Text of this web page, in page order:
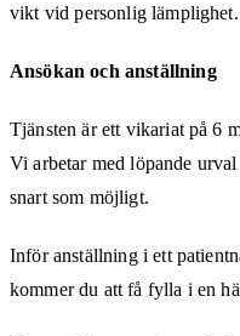
vikt vid personlig lämplighet.
Ansökan och anställning
Tjänsten är ett vikariat på 6
Vi arbetar med löpande
snart som möjligt.
Inför anställning i ett
kommer du att få fylla i en